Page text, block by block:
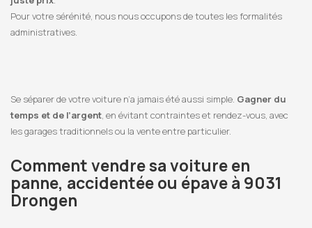
Pour votre sérénité, nous nous occupons de toutes les formalités
administratives.
Se séparer de votre voiture n’a jamais été aussi simple. Gagner du
temps et de l’argent, en évitant contraintes et rendez-vous, avec
les garages traditionnels ou la vente entre particulier.
Comment vendre sa voiture en
panne, accidentée ou épave à 9031
Drongen